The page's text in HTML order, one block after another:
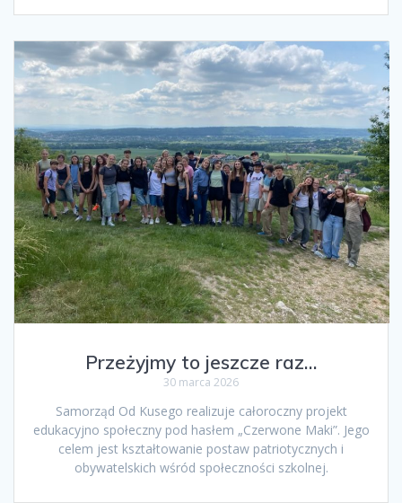
Przeżyjmy to jeszcze raz…
30 marca 2026
Samorząd Od Kusego realizuje całoroczny projekt
edukacyjno społeczny pod hasłem „Czerwone Maki”. Jego
celem jest kształtowanie postaw patriotycznych i
obywatelskich wśród społeczności szkolnej.